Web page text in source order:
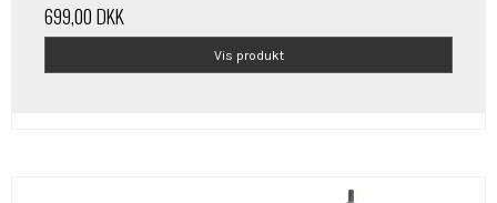
699,00 DKK
Vis produkt